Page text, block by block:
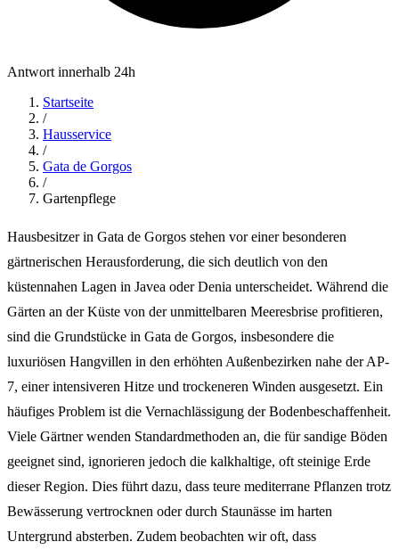
Antwort innerhalb 24h
Startseite
/
Hausservice
/
Gata de Gorgos
/
Gartenpflege
Hausbesitzer in Gata de Gorgos stehen vor einer besonderen
gärtnerischen Herausforderung, die sich deutlich von den
küstennahen Lagen in Javea oder Denia unterscheidet. Während die
Gärten an der Küste von der unmittelbaren Meeresbrise profitieren,
sind die Grundstücke in Gata de Gorgos, insbesondere die
luxuriösen Hangvillen in den erhöhten Außenbezirken nahe der AP-
7, einer intensiveren Hitze und trockeneren Winden ausgesetzt. Ein
häufiges Problem ist die Vernachlässigung der Bodenbeschaffenheit.
Viele Gärtner wenden Standardmethoden an, die für sandige Böden
geeignet sind, ignorieren jedoch die kalkhaltige, oft steinige Erde
dieser Region. Dies führt dazu, dass teure mediterrane Pflanzen trotz
Bewässerung vertrocknen oder durch Staunässe im harten
Untergrund absterben. Zudem beobachten wir oft, dass